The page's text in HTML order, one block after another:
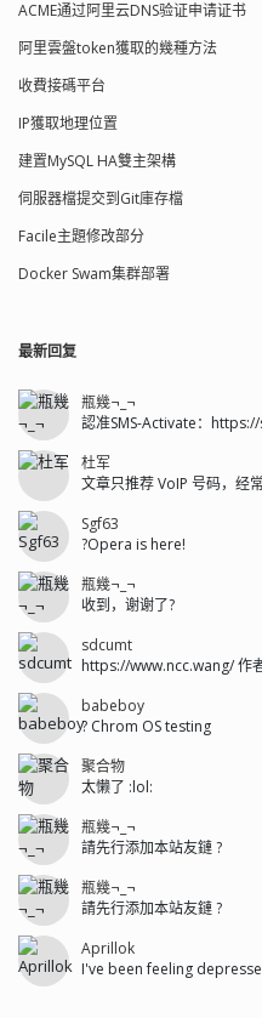
ACME通过阿里云DNS验证申请证书
阿里雲盤token獲取的幾種方法
收費接碼平台
IP獲取地理位置
建置MySQL HA雙主架構
伺服器檔提交到Git庫存檔
Facile主題修改部分
Docker Swam集群部署
最新回复
瓶幾¬_¬
認准SMS-Activate：
杜军
文章只推荐 VoIP 号码，经
Sgf63
?Opera is here!
瓶幾¬_¬
收到，谢谢了?
sdcumt
https://www.ncc.wang/ 作
babeboy
? Chrom OS testing
聚合物
太懒了 :lol:
瓶幾¬_¬
請先行添加本站友鏈 ?
瓶幾¬_¬
請先行添加本站友鏈 ?
Aprillok
I've been feeling